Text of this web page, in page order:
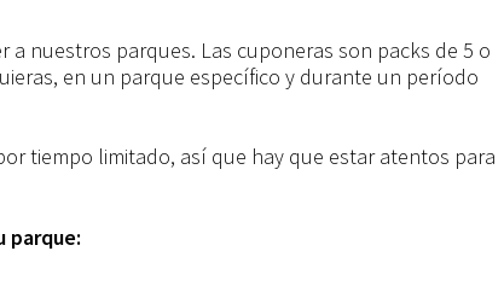
a nuestros parques. Las cuponeras son packs de 5 o
en un parque específico y durante un período
tiempo limitado, así que hay que estar atentos para
parque: